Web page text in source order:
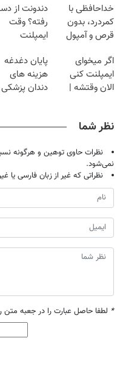
خداحافظی با
کمردرد، بدون
قرص و آمپول
دندونت از
رفته؟ وقت
ایمپلنت
اگر میخوای
ایمپلنت کنی
الان وقتشه |
پایان دغدغه
هزینه های
دندان پزشکی
نظر شما
نظرات حاوی توهین و هرگونه
نمی‌شود.
نظراتی که غیر از زبان فارسی یا
* لطفا حاصل عبارت را در جعبه متن